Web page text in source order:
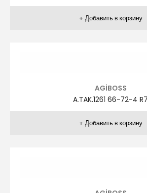
ZİVER
ZR.TAK.1041 48-58 R4